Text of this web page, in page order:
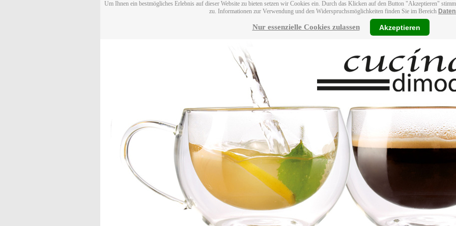
Um Ihnen ein bestmögliches Erlebnis auf dieser Website zu bieten setzen wir Cookies ein. Durch das Klicken auf den Button "Akzeptieren"
zu. Informationen zur Verwendung und den Widerspruchsmöglichkeiten finden Sie im Bereich
Nur essenzielle Cookies zulassen Akzeptieren